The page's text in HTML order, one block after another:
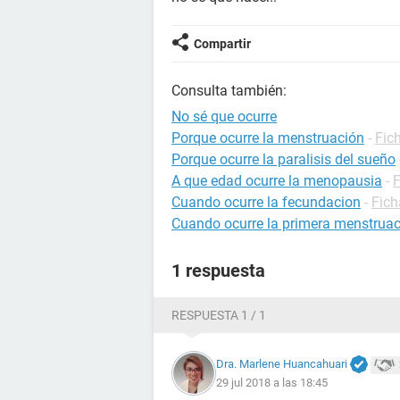
Compartir
Consulta también:
No sé que ocurre
Porque ocurre la menstruación -
Porque ocurre la paralisis del sueño
A que edad ocurre la menopausia -
Cuando ocurre la fecundacion -
Cuando ocurre la primera
1 respuesta
RESPUESTA 1 / 1
Dra. Marlene Huancahuari
29 jul 2018 a las 18:45